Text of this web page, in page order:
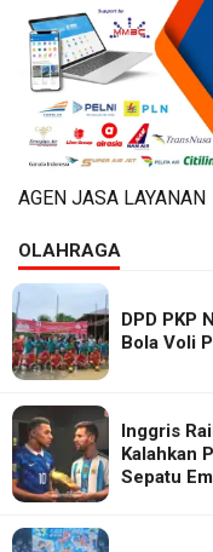
AGEN JASA LAYANAN
OLAHRAGA
DPD PKP
Bola Voli
Inggris
Kalahkan
Sepatu